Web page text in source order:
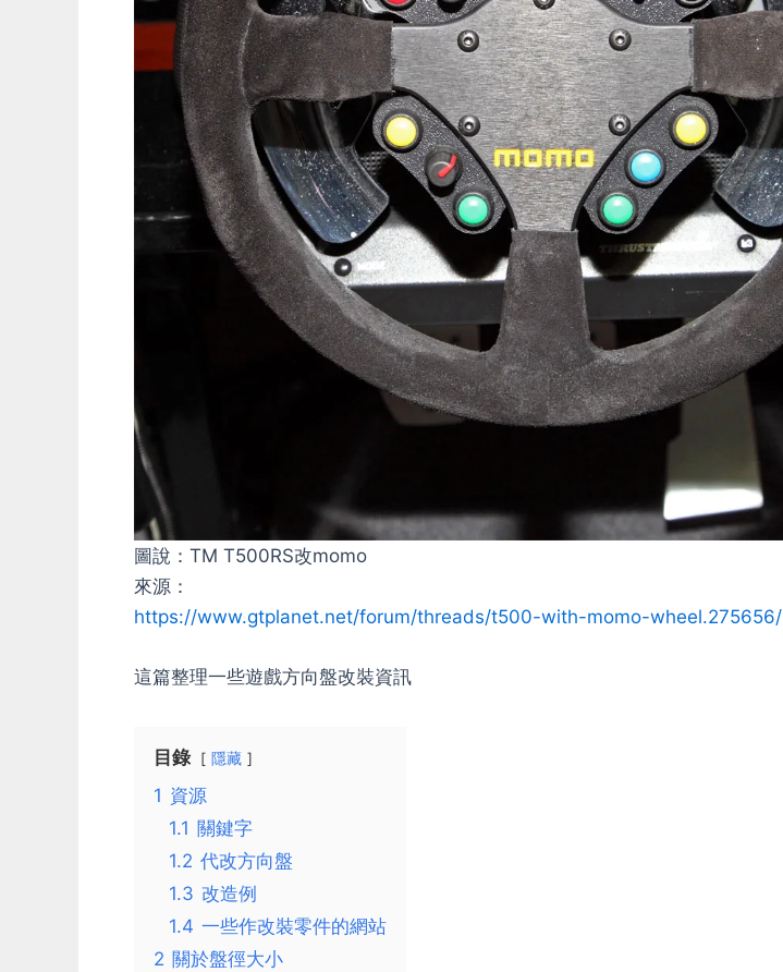
圖說：TM T500RS改momo
來源：
https://www.gtplanet.net/forum/threads/t500-with-momo-wheel.275656/
這篇整理一些遊戲方向盤改裝資訊
目錄 隱藏
1 資源
1.1 關鍵字
1.2 代改方向盤
1.3 改造例
1.4 一些作改裝零件的網站
2 關於盤徑大小